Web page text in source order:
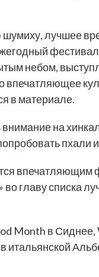
лучшее
небом,
впечатляющее
в материале.
на
пхали
главу списка
Month в Сиднее,